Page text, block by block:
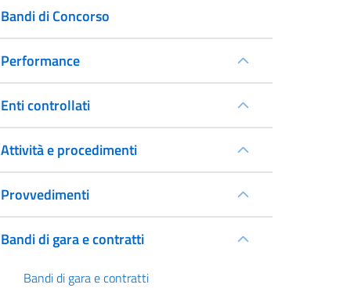
Bandi di Concorso
Performance
Enti controllati
Attività e procedimenti
Provvedimenti
Bandi di gara e contratti
Bandi di gara e contratti